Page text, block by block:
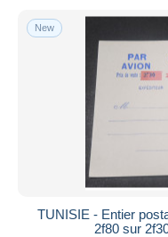
New
TUNISIE - Entier
2f80 sur